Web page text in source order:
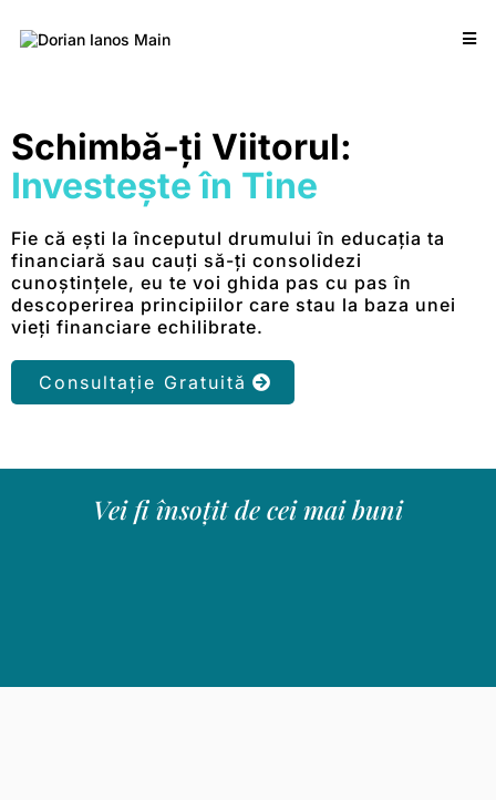
Schimbă-ți Viitorul:
Investește în Tine
Fie că ești la începutul drumului în educația ta
financiară sau cauți să-ți consolidezi
cunoștințele, eu te voi ghida pas cu pas în
descoperirea principiilor care stau la baza unei
vieți financiare echilibrate.
Consultație Gratuită
Vei fi însoțit de cei mai buni